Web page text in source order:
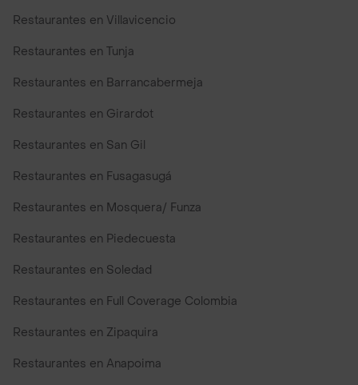
Restaurantes en Villavicencio
Restaurantes en Tunja
Restaurantes en Barrancabermeja
Restaurantes en Girardot
Restaurantes en San Gil
Restaurantes en Fusagasugá
Restaurantes en Mosquera/ Funza
Restaurantes en Piedecuesta
Restaurantes en Soledad
Restaurantes en Full Coverage Colombia
Restaurantes en Zipaquira
Restaurantes en Anapoima